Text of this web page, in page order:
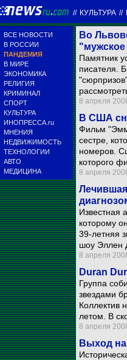
// КУЛЬТУРА //
ВСЕ НОВОСТИ
В РОССИИ
ПАНДЕМИЯ
В МИРЕ
ЭКОНОМИКА
РЕЛИГИЯ
КРИМИНАЛ
СПОРТ
КУЛЬТУРА
ИНОПРЕССА.ru
МНЕНИЯ
НЕДВИЖИМОСТЬ
ТЕХНОЛОГИИ
АВТО
МЕДИЦИНА
Во
"мужское
Памятник
писателя.
8 апреля
В США
Фильм
сестре,
номеров.
которого
8 апреля
Известная
которому
39-летняя
шоу Эллен
8 апреля
Duran
Группа
звездами
Коллектив
летом. В
8 апреля
Выход